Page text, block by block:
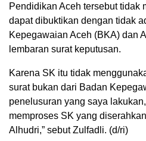
Pendidikan Aceh tersebut tidak
dapat dibuktikan dengan tidak
Kepegawaian Aceh (BKA) dan
lembaran surat keputusan.
Karena SK itu tidak
surat bukan dari Badan
penelusuran yang saya
memproses SK yang
Alhudri,” sebut Zulfadli. (d/ri)